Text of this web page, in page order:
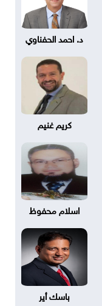
د. احمد الحفناوي
كريم غنيم
اسلام محفوظ
باسك أير